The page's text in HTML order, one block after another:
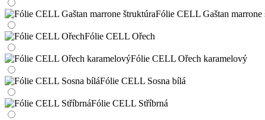
Fólie CELL Gaštan marrone
Fólie CELL Ořech
Fólie CELL Ořech karamelový
Fólie CELL Sosna bílá
Fólie CELL Stříbrná